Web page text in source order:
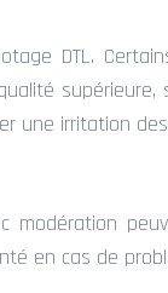
DTL.
une irritation
modération
en cas de